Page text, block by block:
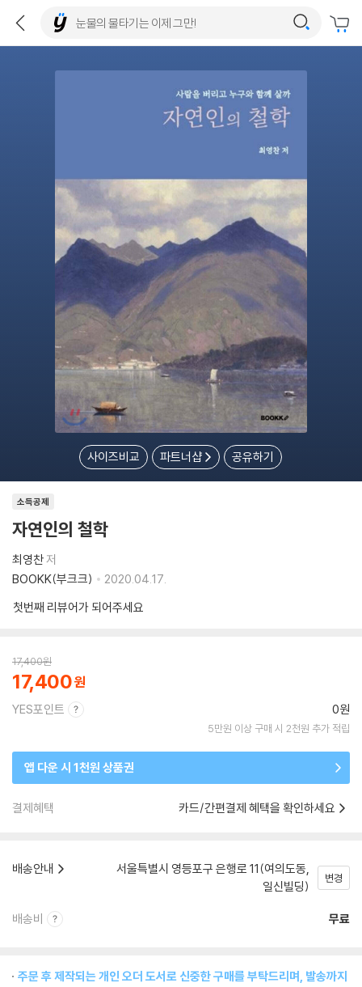
사이즈비교 파트너샵 공유하기
소득공제
자연인의 철학
최영찬저
BOOKK(부크크)
2020.04.17.
첫번째 리뷰어가 되어주세요
17,400원
17,400
YES포인트 0원
5만원 이상 구매 시 2천원 추가 적립
앱 다운 시 1천원 상품권
결제혜택 카드/간편결제 혜택을 확인하세요
배송안내
서울특별시 영등포구 은행로 11(여의도동,
일신빌딩)
변경
배송비 무료
주문 후 제작되는 개인 오더 도서로 신중한 구매를 부탁드리며, 발송까지